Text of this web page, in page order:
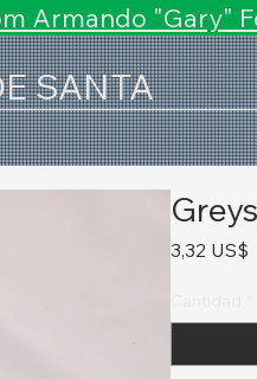
Armando "Gary"
SANTA
3,32 US$